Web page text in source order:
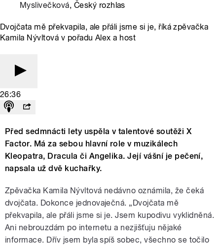
Myslivečková, Český rozhlas
Dvojčata mě překvapila, ale přáli jsme si je, říká zpěvačka
Kamila Nývltová v pořadu Alex a host
26:36
Před sedmnácti lety uspěla v talentové soutěži X
Factor. Má za sebou hlavní role v muzikálech
Kleopatra, Dracula či Angelika. Její vášní je pečení,
napsala už dvě kuchařky.
Zpěvačka Kamila Nývltová nedávno oznámila, že čeká
dvojčata. Dokonce jednovaječná. „Dvojčata mě
překvapila, ale přáli jsme si je. Jsem kupodivu vyklidněná.
Ani nebrouzdám po internetu a nezjišťuju nějaké
informace. Dřív jsem byla spíš sobec, všechno se točilo